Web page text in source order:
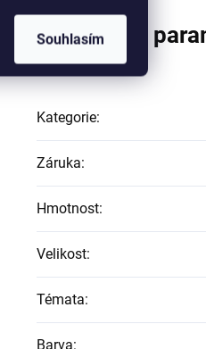
Souhlasím
Doplňkové
Kategorie:
Záruka:
Hmotnost:
Velikost:
Témata:
Barva: